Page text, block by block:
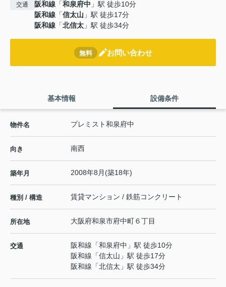
交通 阪和線 「和泉府中 」駅 徒歩10分
阪和線 「信太山 」駅 徒歩17分
阪和線 「北信太 」駅 徒歩34分
無料 お問い合わせ
基本情報 設備条件
物件名 プレミスト和泉府中
向き 南西
築年月 2008年8月(築18年)
種別 / 構造 賃貸マンション / 鉄筋コンクリート
所在地 大阪府和泉市府中町６丁目
交通 阪和線 「和泉府中 」駅 徒歩10分
阪和線 「信太山 」駅 徒歩17分
阪和線 「北信太 」駅 徒歩34分